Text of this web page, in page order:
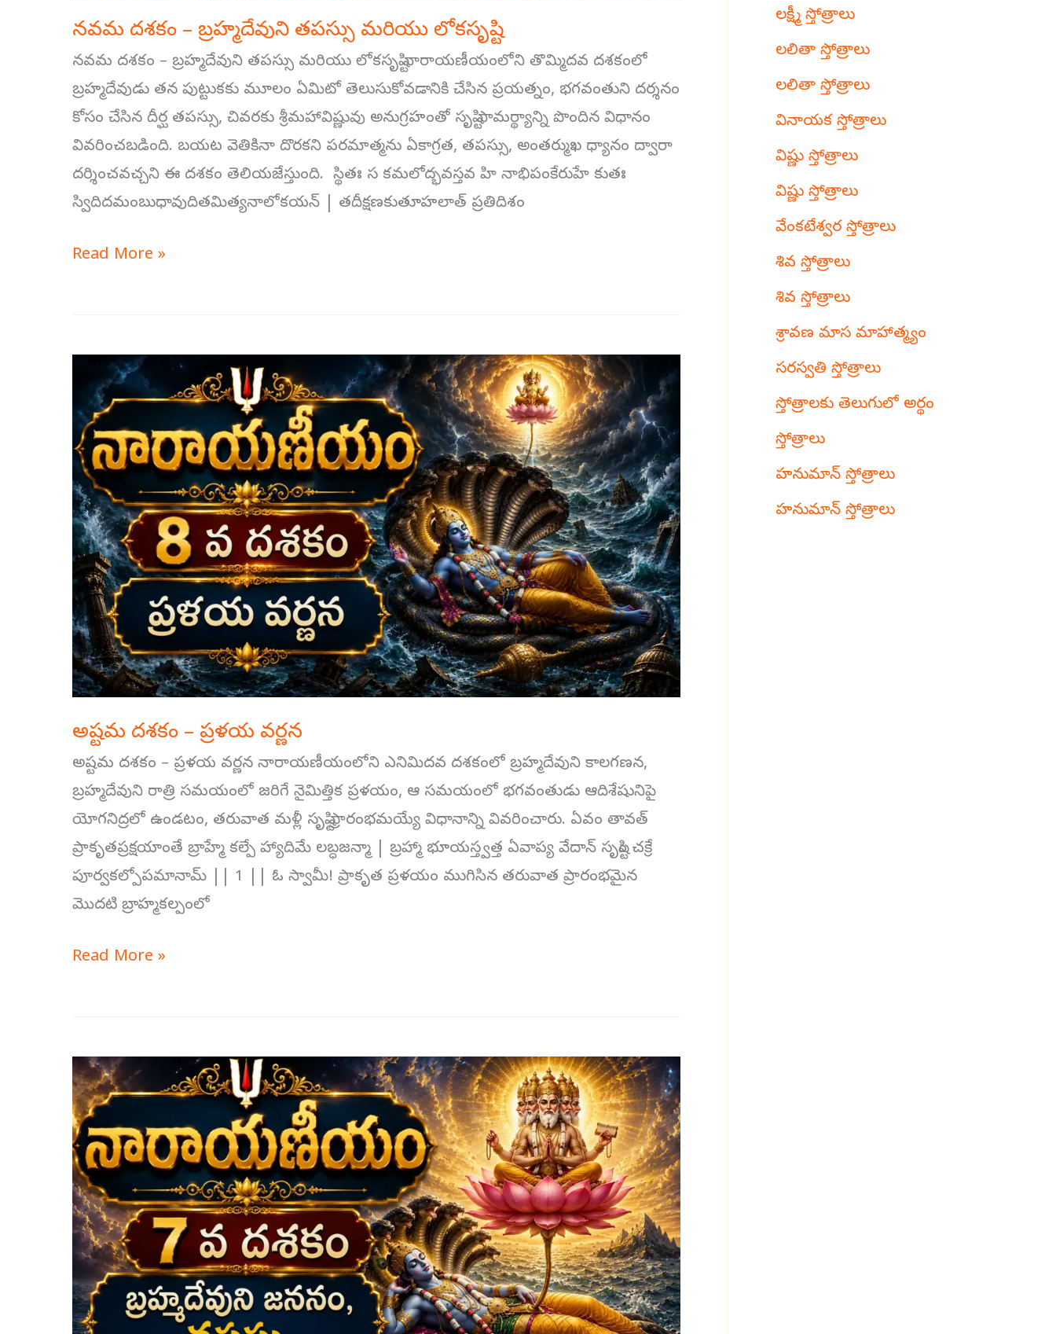
నవమ దశకం – బ్రహ్మదేవుని తపస్సు మరియు లోకసృష్టి
నవమ దశకం – బ్రహ్మదేవుని తపస్సు మరియు లోకసృష్టి నారాయణీయంలోని తొమ్మిదవ దశకంలో
బ్రహ్మదేవుడు తన పుట్టుకకు మూలం ఏమిటో తెలుసుకోవడానికి చేసిన ప్రయత్నం, భగవంతుని దర్శనం
కోసం చేసిన దీర్ఘ తపస్సు, చివరకు శ్రీమహావిష్ణువు అనుగ్రహంతో సృష్టి సామర్థ్యాన్ని పొందిన విధానం
వివరించబడింది. బయట వెతికినా దొరకని పరమాత్మను ఏకాగ్రత, తపస్సు, అంతర్ముఖ ధ్యానం ద్వారా
దర్శించవచ్చని ఈ దశకం తెలియజేస్తుంది. స్థితః స కమలోద్భవస్తవ హి నాభిపంకేరుహే కుతః
స్విదిదమంబుధావుదితమిత్యనాలోకయన్ | తదీక్షణకుతూహలాత్ ప్రతిదిశం
Read More »
అష్టమ దశకం – ప్రళయ వర్ణన
అష్టమ దశకం – ప్రళయ వర్ణన నారాయణీయంలోని ఎనిమిదవ దశకంలో బ్రహ్మదేవుని కాలగణన,
బ్రహ్మదేవుని రాత్రి సమయంలో జరిగే నైమిత్తిక ప్రళయం, ఆ సమయంలో భగవంతుడు ఆదిశేషునిపై
యోగనిద్రలో ఉండటం, తరువాత మళ్లీ సృష్టి ప్రారంభమయ్యే విధానాన్ని వివరించారు. ఏవం తావత్
ప్రాకృతప్రక్షయాంతే బ్రాహ్మే కల్పే హ్యాదిమే లబ్ధజన్మా | బ్రహ్మా భూయస్త్వత్త ఏవాప్య వేదాన్ సృష్టిం చక్రే
పూర్వకల్పోపమానామ్ || 1 || ఓ స్వామీ! ప్రాకృత ప్రళయం ముగిసిన తరువాత ప్రారంభమైన
మొదటి బ్రాహ్మకల్పంలో
అష్టమ
దశకం
ప్రళయ
వర్ణన
Read More »
సప్తమ
దశకం
–
బ్రహ్మదేవుని
జననం,
తపస్సు
మరియు
వైకుంఠ
దర్శనం
లక్ష్మీ స్తోత్రాలు
లలితా స్తోత్రాలు
లలితా స్తోత్రాలు
వినాయక స్తోత్రాలు
విష్ణు స్తోత్రాలు
విష్ణు స్తోత్రాలు
వేంకటేశ్వర స్తోత్రాలు
శివ స్తోత్రాలు
శివ స్తోత్రాలు
శ్రావణ మాస మాహాత్మ్యం
సరస్వతి స్తోత్రాలు
స్తోత్రాలకు తెలుగులో అర్థం
స్తోత్రాలు
హనుమాన్ స్తోత్రాలు
హనుమాన్ స్తోత్రాలు